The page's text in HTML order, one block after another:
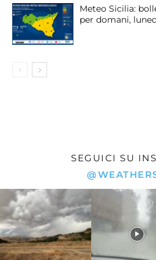
Meteo Sicilia:
per domani,
SEGUICI SU